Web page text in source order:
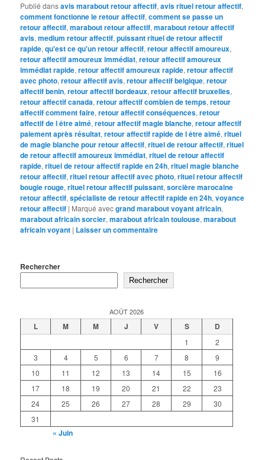
Publié dansavis marabout retour affectif,avis rituel retour affectif,
comment fonctionne le retour affectif,comment se passe un
retour affectif,marabout retour affectif,marabout retour affectif
avis,medium retour affectif,puissant rituel de retour affectif
rapide,qu'est ce qu'un retour affectif,retour affectif amoureux,
retour affectif amoureux immédiat,retour affectif amoureux
immédiat rapide,retour affectif amoureux rapide,retour affectif
avec photo,retour affectif avis,retour affectif belgique,retour
affectif benin,retour affectif bordeaux,retour affectif bruxelles,
retour affectif canada,retour affectif combien de temps,retour
affectif comment faire,retour affectif conséquences,retour
affectif de l être aimé,retour affectif magie blanche,retour affectif
paiement après résultat,retour affectif rapide de l être aimé,rituel
de magie blanche pour retour affectif,rituel de retour affectif,rituel
de retour affectif amoureux immédiat,rituel de retour affectif
rapide,rituel de retour affectif rapide en 24h,rituel magie blanche
retour affectif,rituel retour affectif avec photo,rituel retour affectif
bougie rouge,rituel retour affectif puissant,sorcière marocaine
retour affectif,spécialiste de retour affectif rapide en 24h,voyance
retour affectif | Marqué avecgrand marabout voyant africain,
marabout africain sorcier,marabout africain toulouse,marabout
africain voyant | Laisser un commentaire
Rechercher
Rechercher
AOÛT 2026
L M M J V S D
1
2
3
4 5 6 7 8
9
10
11 12 13 14 15
16
17
18 19 20 21 22
23
24
25 26 27 28 29
30
31
« Juin